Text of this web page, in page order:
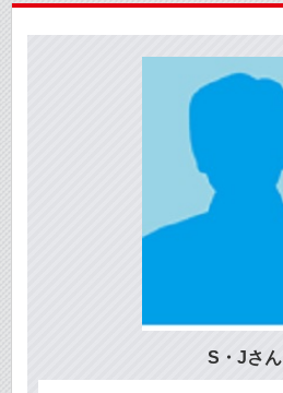
S・Jさん